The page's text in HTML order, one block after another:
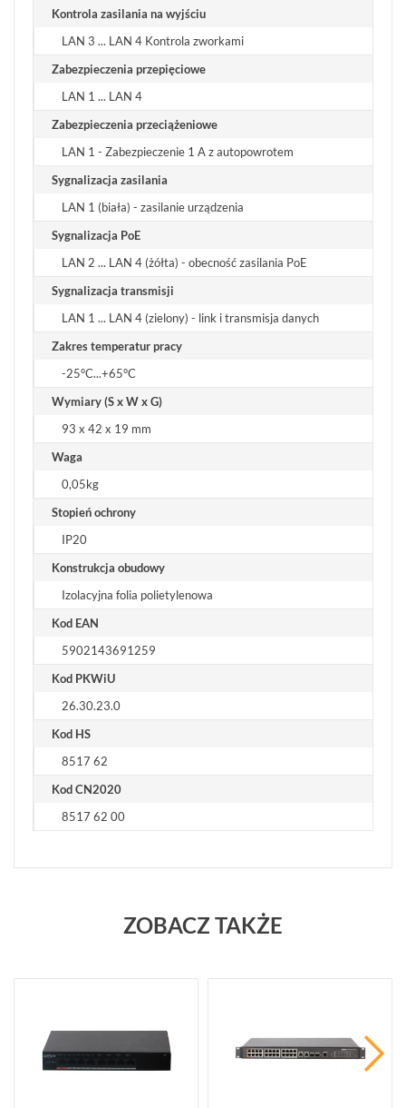
Kontrola zasilania na wyjściu
LAN 3 ... LAN 4 Kontrola zworkami
Zabezpieczenia przepięciowe
LAN 1 ... LAN 4
Zabezpieczenia przeciążeniowe
LAN 1 - Zabezpieczenie 1 A z autopowrotem
Sygnalizacja zasilania
LAN 1 (biała) - zasilanie urządzenia
Sygnalizacja PoE
LAN 2 ... LAN 4 (żółta) - obecność zasilania PoE
Sygnalizacja transmisji
LAN 1 ... LAN 4 (zielony) - link i transmisja danych
Zakres temperatur pracy
-25°C...+65°C
Wymiary (S x W x G)
93 x 42 x 19 mm
Waga
0,05kg
Stopień ochrony
IP20
Konstrukcja obudowy
Izolacyjna folia polietylenowa
Kod EAN
5902143691259
Kod PKWiU
26.30.23.0
Kod HS
8517 62
Kod CN2020
8517 62 00
ZOBACZ TAKŻE